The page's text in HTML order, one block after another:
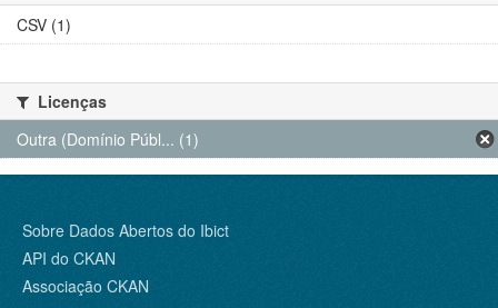
CSV (1)
Licenças
Outra (Domínio Públ... (1)
Sobre Dados Abertos do Ibict
API do CKAN
Associação CKAN